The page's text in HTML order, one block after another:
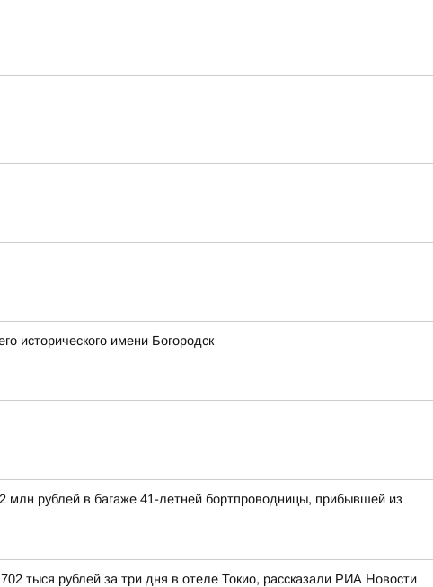
исторического имени Богородск
млн рублей в багаже 41-летней бортпроводницы, прибывшей из
тыся рублей за три дня в отеле Токио, рассказали РИА Новости